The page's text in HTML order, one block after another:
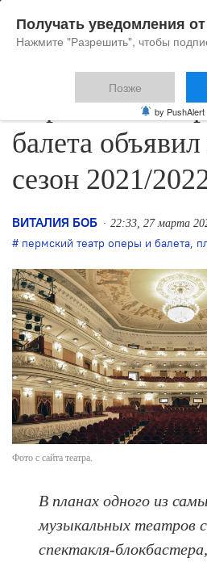
Пермский
балета
сезон 2021/
ВИТАЛИЯ БОБ 22:33, 27 марта
пермский театр оперы и балета,
Фото с сайта театра.
В планах одного из
музыкальных театров
спектакля-
Получать уведомления
Нажмите "Разрешить", чтобы
Позже
by PushAlert